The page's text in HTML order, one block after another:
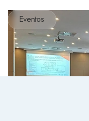
Eventos